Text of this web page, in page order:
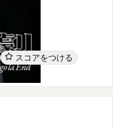
スコアをつける